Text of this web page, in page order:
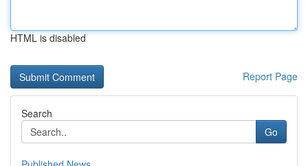
HTML is disabled
Report Page
Search
Go